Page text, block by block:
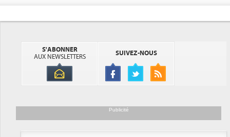
S'ABONNER
AUX NEWSLETTERS
SUIVEZ-NOUS
Publicité